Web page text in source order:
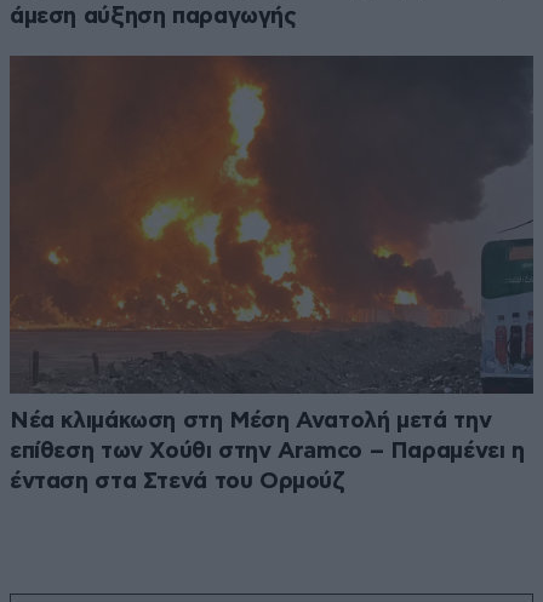
άμεση αύξηση παραγωγής
Νέα κλιμάκωση στη Μέση Ανατολή μετά την
επίθεση των Χούθι στην Aramco – Παραμένει η
ένταση στα Στενά του Ορμούζ